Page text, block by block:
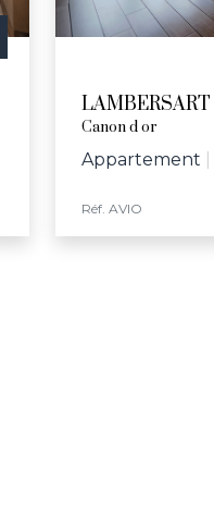
LAMBERSART
Canon d or
Appartement
Réf. AVIO